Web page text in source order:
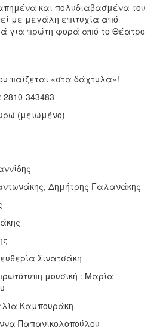
και πολυδιαβασμένα του
με μεγάλη επιτυχία από
για πρώτη φορά από το Θέατρο
παίζεται «στα δάχτυλα»!
343483
(μειωμένο)
Δημήτρης Γαλανάκης
Σινατσάκη
μουσική : Μαρία
Καμπουράκη
Παπανικολοπούλου